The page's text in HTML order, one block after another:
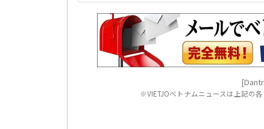
※VIETJOベトナムニュースは上記の